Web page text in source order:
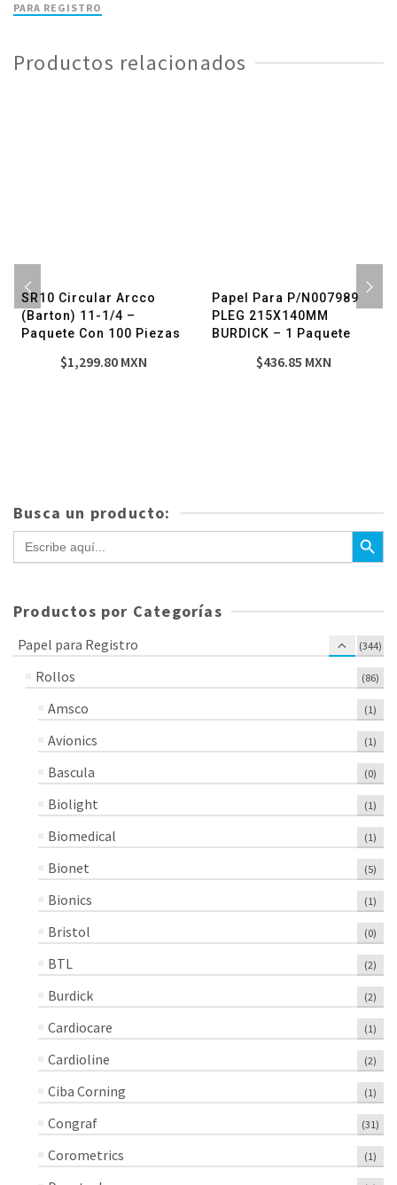
-
con
PARA REGISTRO
Productos relacionados
SR10 Circular Arcco
(Barton) 11-1/4 –
Paquete Con 100 Piezas
$1,299.80MXN
Papel Para P/N007989
PLEG 215X140MM
BURDICK – 1 Paquete
$436.85 MXN
Busca un producto:
Buscar: Botón de
Productos por Categorías
Papel para Registro (344)
Rollos (86)
Amsco (1)
Avionics (1)
Bascula (0)
Biolight (1)
Biomedical (1)
Bionet (5)
Bionics (1)
Bristol (0)
BTL (2)
Burdick (2)
Cardiocare (1)
Cardioline (2)
Ciba Corning (1)
Congraf (31)
Corometrics (1)